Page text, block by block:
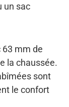
un sac
63 mm de
la chaussée.
sont
le confort